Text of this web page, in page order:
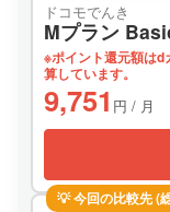
ドコモでんき
Mプラン
※ポイント還元額はd
算しています。
9,751 円 / 月
💡 今回の比較先 (